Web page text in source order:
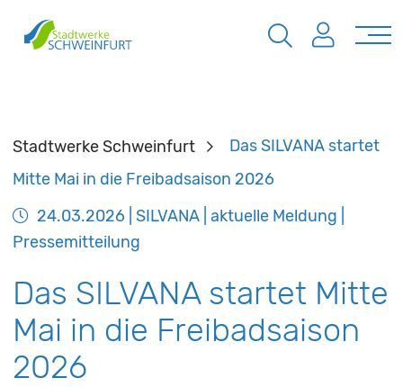
Stadtwerke Schweinfurt
Das SILVANA startet
Mitte Mai in die Freibadsaison 2026
24.03.2026| SILVANA | aktuelle Meldung |
Pressemitteilung
Das SILVANA startet Mitte
Mai in die Freibadsaison
2026